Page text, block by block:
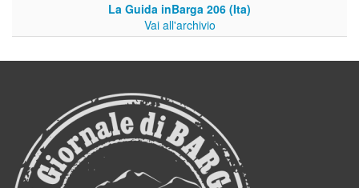
La Guida inBarga 206 (Ita)
Vai all'archivio